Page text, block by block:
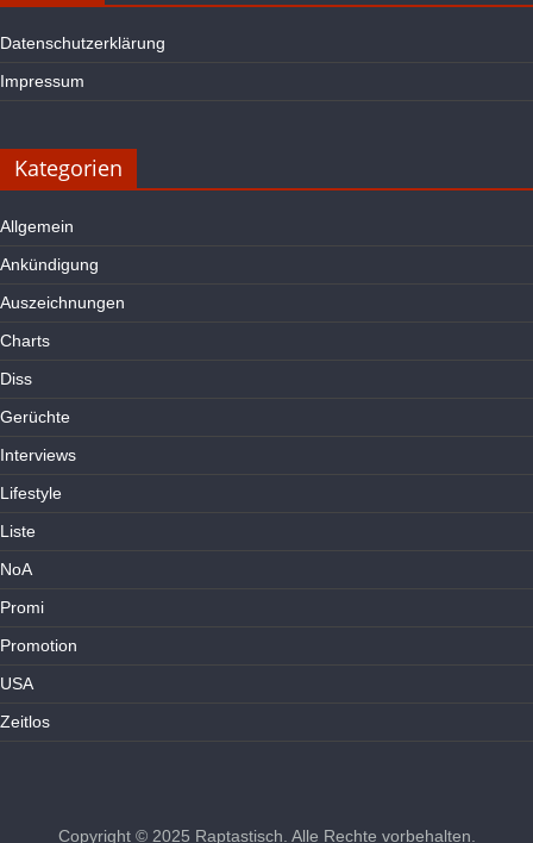
Datenschutzerklärung
Impressum
Kategorien
Allgemein
Ankündigung
Auszeichnungen
Charts
Diss
Gerüchte
Interviews
Lifestyle
Liste
NoA
Promi
Promotion
USA
Zeitlos
Copyright © 2025 Raptastisch . Alle Rechte vorbehalten.